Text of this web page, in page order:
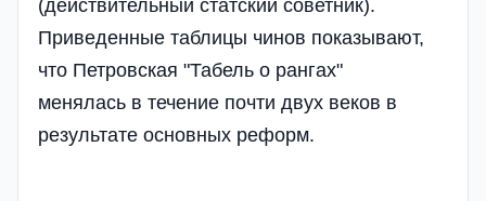
(действительный статский советник).
Приведенные таблицы чинов показывают,
что Петровская "Табель о рангах"
менялась в течение почти двух веков в
результате основных реформ.